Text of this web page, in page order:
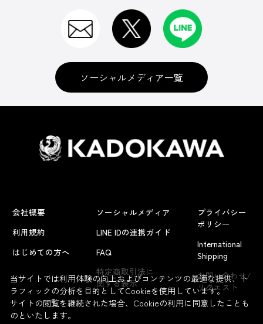
ソーシャルメディア一覧
会社概要
利用規約
はじめての方へ
ソーシャルメディア
LINE IDの連携ガイド
FAQ
特定商取引法に
関する表示
プライバシー
ポリシー
International
Shipping
お問い合わせ/
リクエスト
当サイトでは利用体験の向上およびコンテンツの最適な提供、ト
ラフィックの分析を目的としてCookieを使用しています。
サイトの閲覧を継続された場合、Cookieの利用に同意したことも
のといたします。